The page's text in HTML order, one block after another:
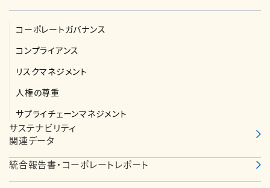
した。熊谷組の様々な仕事がSDGsのどのゴールに寄与してい
るのかを学んでもらいました。
また、当社のつくば市にある技術研究所 循環工学研究室の職
員も参加し、研究内容であるビオトープや藻類とSDGsを関連
付け、クイズ形式で進めることにより、活気あふれる授業となり
ました。子どもたちからの質問も多く寄せられ、書いてもらった
リアクションペーパーには「もっと知りたい」「学校ではやらな
い話が聞けて楽しかった」などの感想も頂くことができました。
コーポレートガバナンス
コンプライアンス
リスクマネジメント
人権の尊重
サプライチェーンマネジメント
サステナビリティ
関連データ
統合報告書・コーポレートレポート